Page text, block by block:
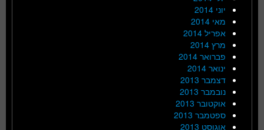
יוני 2014
מאי 2014
אפריל 2014
מרץ 2014
פברואר 2014
ינואר 2014
דצמבר 2013
נובמבר 2013
אוקטובר 2013
ספטמבר 2013
אוגוסט 2013